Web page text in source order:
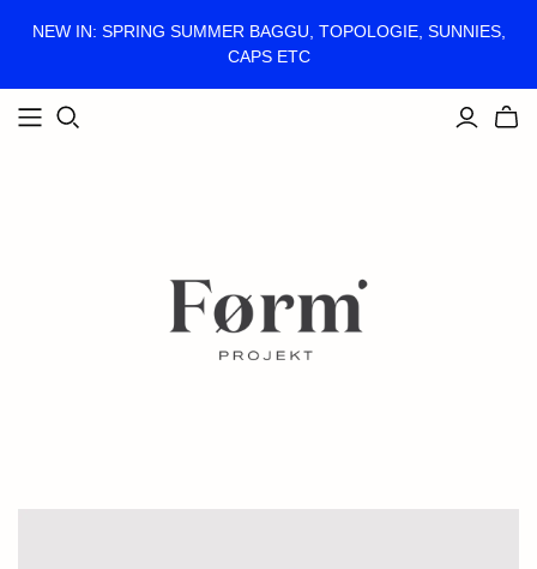
NEW IN: SPRING SUMMER BAGGU, TOPOLOGIE, SUNNIES,
CAPS ETC